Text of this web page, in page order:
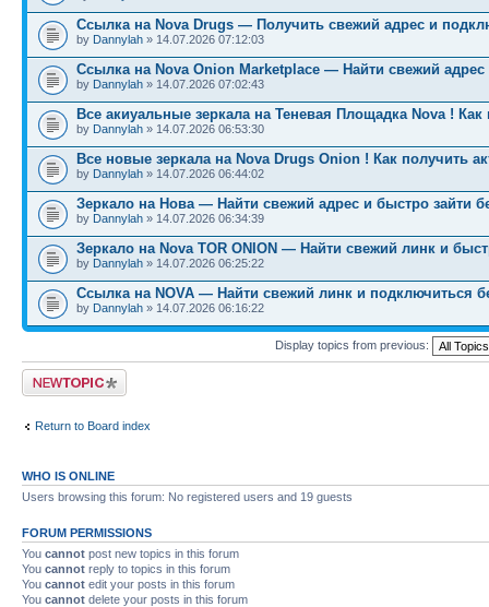
Ссылка на Nova Drugs — Получить свежий адрес и
by Dannylah » 14.07.2026 07:12:03
Ссылка на Nova Onion Marketplace — Найти свежий
by Dannylah » 14.07.2026 07:02:43
Все акиуальные зеркала на Теневая Площадка Nova ! Как
by Dannylah » 14.07.2026 06:53:30
Все новые зеркала на Nova Drugs Onion ! Как получить
by Dannylah » 14.07.2026 06:44:02
Зеркало на Нова — Найти свежий адрес и быстро зайти
by Dannylah » 14.07.2026 06:34:39
Зеркало на Nova TOR ONION — Найти свежий линк и
by Dannylah » 14.07.2026 06:25:22
Ссылка на NOVA — Найти свежий линк и подключиться
by Dannylah » 14.07.2026 06:16:22
Display topics from previous:
Post a new topic
Return to Board index
WHO IS ONLINE
Users browsing this forum: No registered users and 19 guests
FORUM PERMISSIONS
You cannot post new topics in this forum
You cannot reply to topics in this forum
You cannot edit your posts in this forum
You cannot delete your posts in this forum